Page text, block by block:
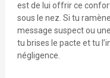
est de lui offrir ce
sous le nez. Si tu
message suspect ou
tu brises le pacte et tu
négligence.